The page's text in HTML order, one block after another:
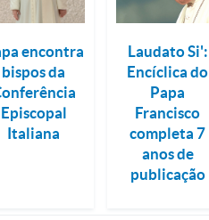
encontra
bispos da
Episcopal
Italiana
Laudato Si':
Encíclica do
Papa
Francisco
completa 7
anos de
publicação